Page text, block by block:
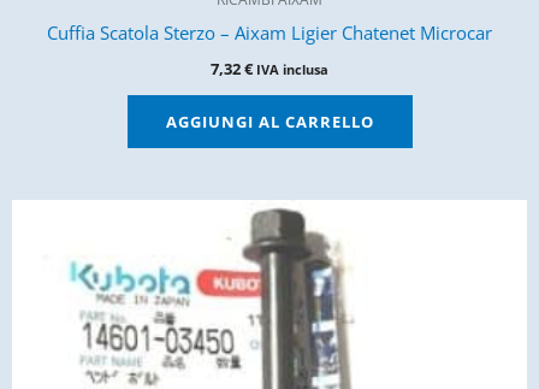
Cuffia Scatola Sterzo – Aixam Ligier Chatenet Microcar
7,32€ IVA inclusa
AGGIUNGI AL CARRELLO